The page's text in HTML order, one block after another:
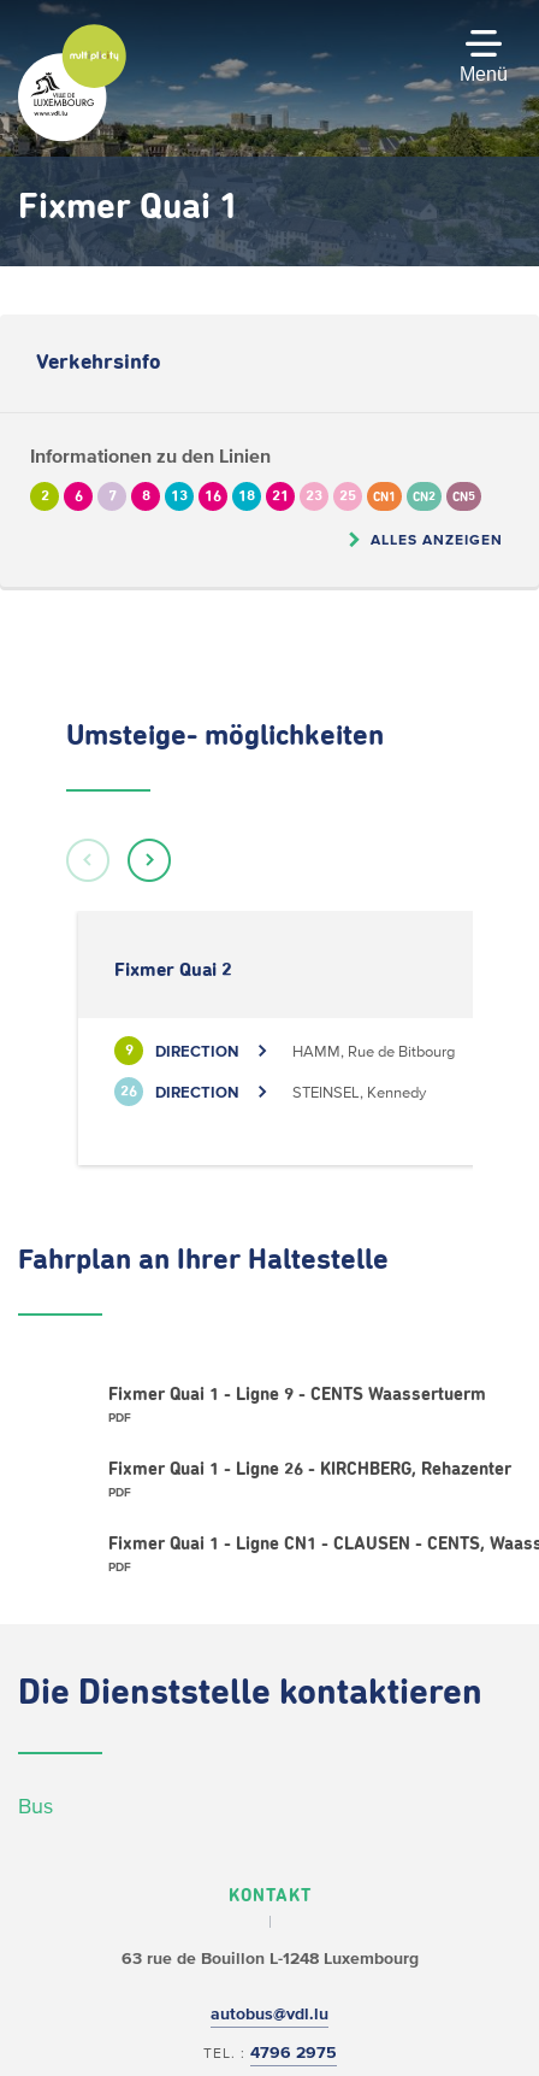
Hauptinhalt
gehen
Menü
Fixmer Quai 1
Verkehrsinfo
Informationen zu den Linien
2 6 7 8 13 16 18 21 23 25 CN1 CN2 CN5
ALLES ANZEIGEN
Umsteige- möglichkeiten
Fixmer Quai 2
9 DIRECTION HAMM, Rue de Bitbourg
26 DIRECTION STEINSEL, Kennedy
Fahrplan an Ihrer Haltestelle
Fixmer Quai 1 - Ligne 9 - CENTS Waassertuerm
PDF
Fixmer Quai 1 - Ligne 26 - KIRCHBERG, Rehazenter
PDF
Fixmer Quai 1 - Ligne CN1 - CLAUSEN - CENTS,
PDF
Die Dienststelle kontaktieren
Bus
KONTAKT
63 rue de BouillonL-1248 Luxembourg
autobus@vdl.lu
TEL. : 4796 2975